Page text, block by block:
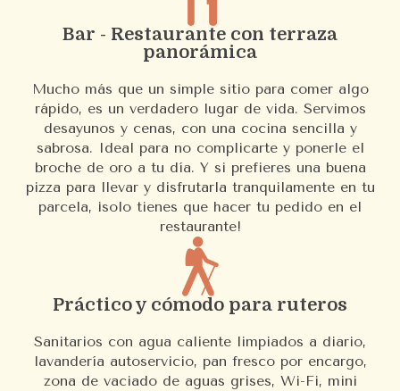
Bar - Restaurante con terraza
panorámica
Mucho más que un simple sitio para comer algo
rápido, es un verdadero lugar de vida. Servimos
desayunos y cenas, con una cocina sencilla y
sabrosa. Ideal para no complicarte y ponerle el
broche de oro a tu día. Y si prefieres una buena
pizza para llevar y disfrutarla tranquilamente en tu
parcela, ¡solo tienes que hacer tu pedido en el
restaurante!
Práctico y cómodo para ruteros
Sanitarios con agua caliente limpiados a diario,
lavandería autoservicio, pan fresco por encargo,
zona de vaciado de aguas grises, Wi-Fi, mini